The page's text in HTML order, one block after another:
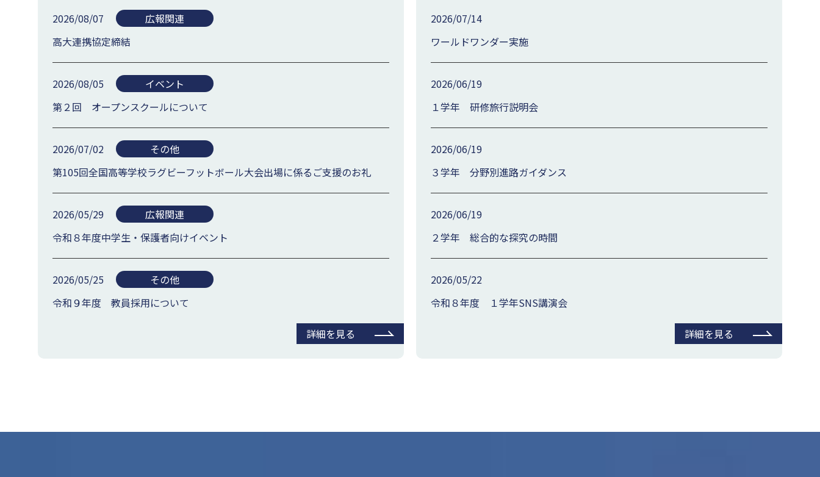
2026/08/07
広報関連
高大連携協定締結
2026/08/05
イベント
第２回 オープンスクールについて
2026/07/02
その他
第105回全国高等学校ラグビーフットボール大会出場に係るご支援のお礼
2026/05/29
広報関連
令和８年度中学生・保護者向けイベント
2026/05/25
その他
令和９年度 教員採用について
詳細を見る
2026/07/14
ワールドワンダー実施
2026/06/19
１学年 研修旅行説明会
2026/06/19
３学年 分野別進路ガイダンス
2026/06/19
２学年 総合的な探究の時間
2026/05/22
令和８年度 １学年SNS講演会
詳細を見る